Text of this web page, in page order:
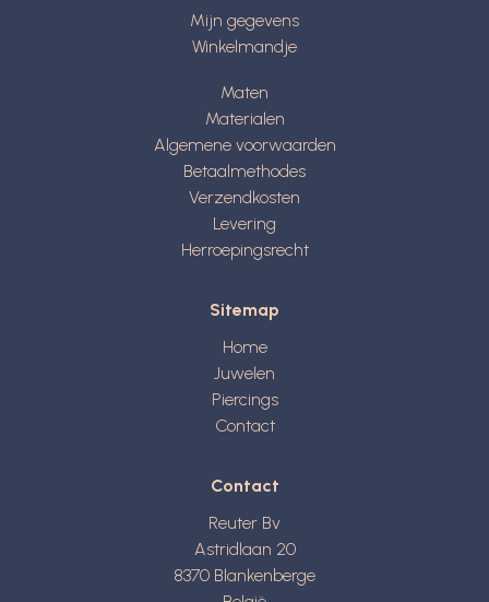
Mijn gegevens
Winkelmandje
Maten
Materialen
Algemene voorwaarden
Betaalmethodes
Verzendkosten
Levering
Herroepingsrecht
Sitemap
Home
Juwelen
Piercings
Contact
Contact
Reuter Bv
Astridlaan 20
8370 Blankenberge